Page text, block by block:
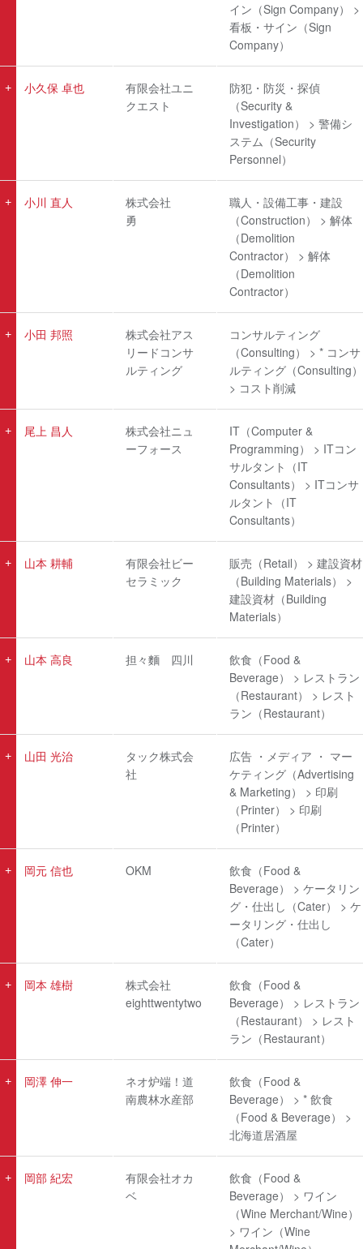
イン（Sign Company） >
看板・サイン（Sign
Company）
小久保 卓也
有限会社ユニ
クエスト
防犯・防災・探偵
（Security &
Investigation） > 警備シ
ステム（Security
Personnel）
小川 直人
株式会社
勇
職人・設備工事・建設
（Construction） > 解体
（Demolition
Contractor） > 解体
（Demolition
Contractor）
小田 邦照
株式会社アス
リードコンサ
ルティング
コンサルティング
（Consulting） > * コンサ
ルティング（Consulting）
> コスト削減
尾上 昌人
株式会社ニュ
ーフォース
IT（Computer &
Programming） > ITコン
サルタント（IT
Consultants） > ITコンサ
ルタント（IT
Consultants）
山本 耕輔
有限会社ビー
セラミック
販売（Retail） > 建設資材
（Building Materials） >
建設資材（Building
Materials）
山本 高良 担々麵 四川
飲食（Food &
Beverage） > レストラン
（Restaurant） > レスト
ラン（Restaurant）
山田 光治
タック株式会
社
広告 ・メディア ・ マー
ケティング（Advertising
& Marketing） > 印刷
（Printer） > 印刷
（Printer）
岡元 信也 OKM
飲食（Food &
Beverage） > ケータリン
グ・仕出し（Cater） > ケ
ータリング・仕出し
（Cater）
岡本 雄樹
株式会社
eighttwentytwo
飲食（Food &
Beverage） > レストラン
（Restaurant） > レスト
ラン（Restaurant）
岡澤 伸一
ネオ炉端！道
南農林水産部
飲食（Food &
Beverage） > * 飲食
（Food & Beverage） >
北海道居酒屋
岡部 紀宏
有限会社オカ
ベ
飲食（Food &
Beverage） > ワイン
（Wine Merchant/Wine）
> ワイン（Wine